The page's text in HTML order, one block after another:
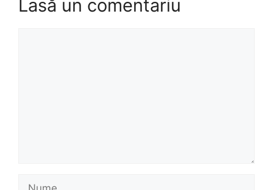
Lasă un comentariu
Nume